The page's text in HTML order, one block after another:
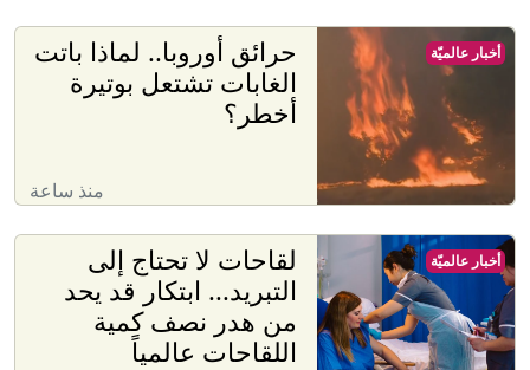
حرائق أوروبا.. لماذا باتت
الغابات تشتعل بوتيرة
أخطر؟
منذ ساعة
أخبار عالميّة
لقاحات لا تحتاج إلى
التبريد... ابتكار قد يحد
من هدر نصف كمية
اللقاحات عالمياً
أخبار عالميّة